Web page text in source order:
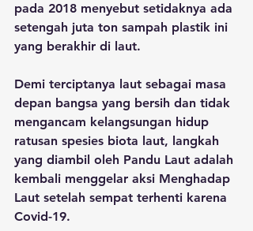
pada 2018 menyebut setidaknya ada
setengah juta ton sampah plastik ini
yang berakhir di laut.
Demi terciptanya laut sebagai masa
depan bangsa yang bersih dan tidak
mengancam kelangsungan hidup
ratusan spesies biota laut, langkah
yang diambil oleh Pandu Laut adalah
kembali menggelar aksi Menghadap
Laut setelah sempat terhenti karena
Covid-19.